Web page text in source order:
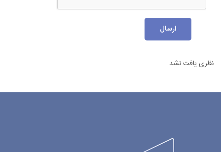
ارسال
نظری یافت نشد